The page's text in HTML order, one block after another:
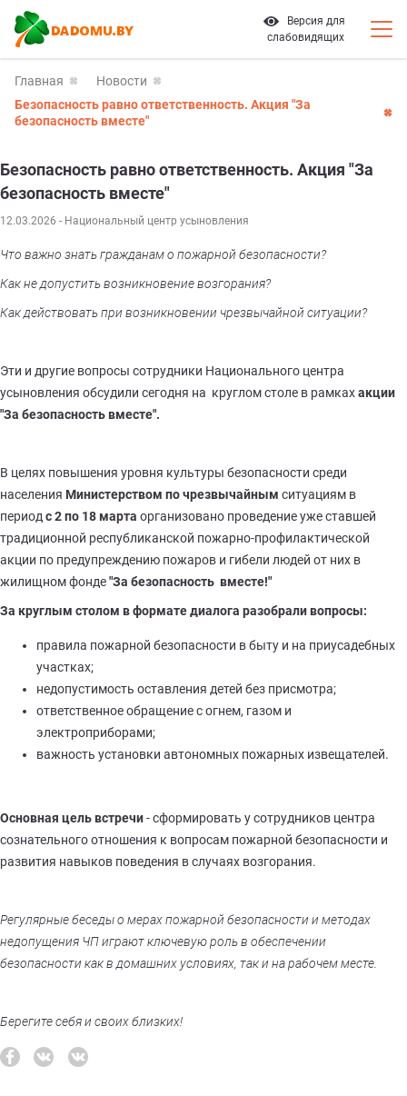
Версия для
слабовидящих
Главная
Новости
Безопасность равно ответственность. Акция "За
безопасность вместе"
Безопасность равно ответственность. Акция "За
безопасность вместе"
12.03.2026 - Национальный центр усыновления
Что важно знать гражданам о пожарной безопасности?
Как не допустить возникновение возгорания?
Как действовать при возникновении чрезвычайной ситуации?
Эти и другие вопросы сотрудники Национального центра
усыновления обсудили сегодня на круглом столе в рамкахакции
"За безопасность вместе".
В целях повышения уровня культуры безопасности среди
населения Министерством по чрезвычайным ситуациям в
период с 2 по 18 марта организовано проведение уже ставшей
традиционной республиканской пожарно-профилактической
акции по предупреждению пожаров и гибели людей от них в
жилищном фонде"За безопасность вместе!"
За круглым столом в формате диалога разобрали вопросы:
правила пожарной безопасности в быту и на приусадебных
участках;
недопустимость оставления детей без присмотра;
ответственное обращение с огнем, газом и
электроприборами;
важность установки автономных пожарных извещателей.
Основная цель встречи- сформировать у сотрудников центра
сознательного отношения к вопросам пожарной безопасности и
развития навыков поведения в случаях возгорания.
Регулярные беседы о мерах пожарной безопасности и методах
недопущения ЧП играют ключевую роль в обеспечении
безопасности как в домашних условиях, так и на рабочем месте.
Берегите себя и своих близких!